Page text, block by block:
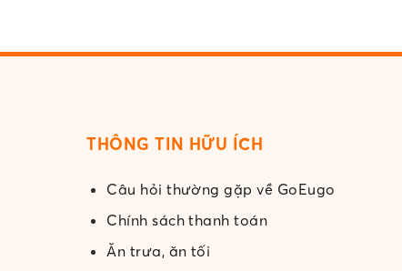
THÔNG TIN HỮU ÍCH
Câu hỏi thường gặp về GoEugo
Chính sách thanh toán
Ăn trưa, ăn tối